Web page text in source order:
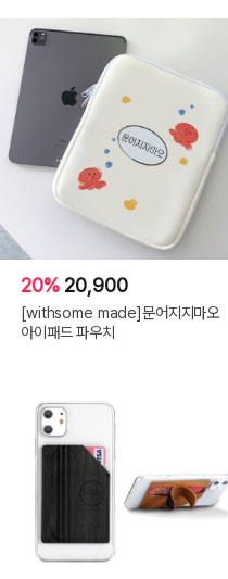
20% 20,900
[withsome made]문어지지마오
아이패드 파우치